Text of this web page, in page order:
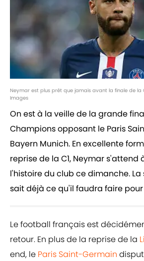
Neymar est plus prêt que jamais avant la finale de la
Images
On est à la veille de la grande
Champions opposant le Paris
Bayern Munich. En excellente
reprise de la C1, Neymar s'attend
l'histoire du club ce dimanche.
sait déjà ce qu'il faudra faire
Le football français est
retour. En plus de la reprise de la
end, le Paris Saint-Germain